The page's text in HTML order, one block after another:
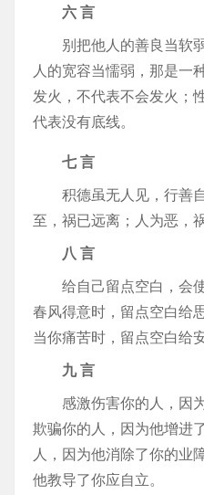
六 言
别把他人的善良当软
人的宽容当懦弱，那是一
发火，不代表不会发火；
代表没有底线。
七 言
积德虽无人见，行善
至，祸已远离；人为恶，
八 言
给自己留点空白，会
春风得意时，留点空白给
当你痛苦时，留点空白给
九 言
感激伤害你的人，因
欺骗你的人，因为他增进
人，因为他消除了你的业
他教导了你应自立。